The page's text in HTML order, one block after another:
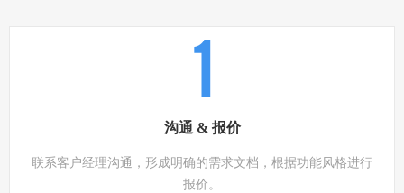
沟通 & 报价
联系客户经理沟通，形成明确的需求文档，根据功能风格进行
报价。